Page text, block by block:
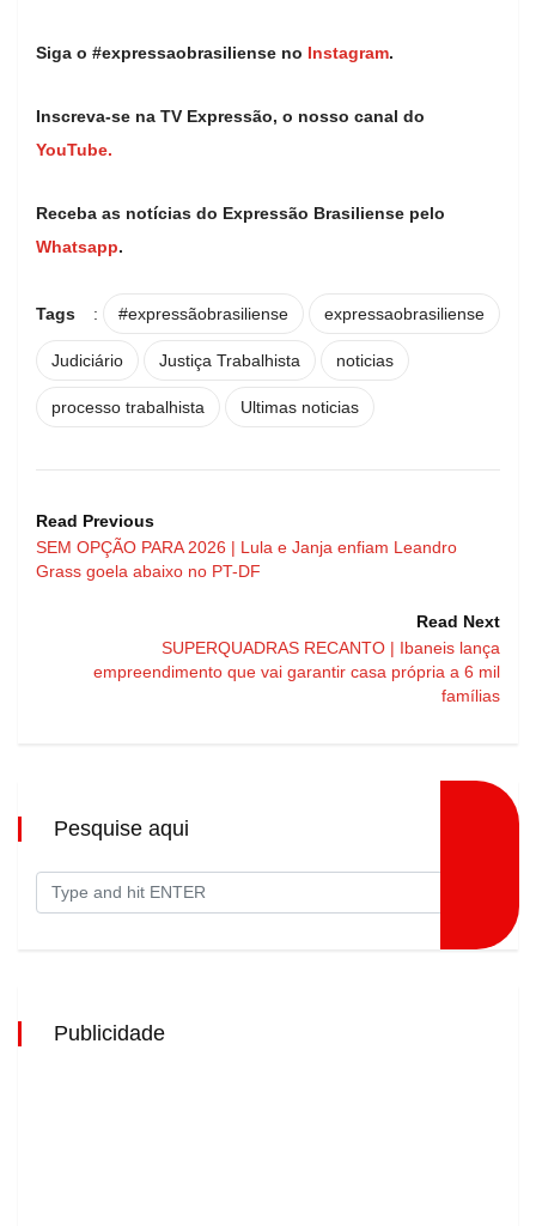
Siga o #expressaobrasiliense no Instagram.
Inscreva-se na TV Expressão, o nosso canal do
YouTube.
Receba as notícias do Expressão Brasiliense pelo
Whatsapp.
Tags : #expressãobrasiliense expressaobrasiliense
Judiciário Justiça Trabalhista noticias
processo trabalhista Ultimas noticias
Read Previous
SEM OPÇÃO PARA 2026 | Lula e Janja enfiam Leandro
Grass goela abaixo no PT-DF
Read Next
SUPERQUADRAS RECANTO | Ibaneis lança
empreendimento que vai garantir casa própria a 6 mil
famílias
Pesquise aqui
Publicidade